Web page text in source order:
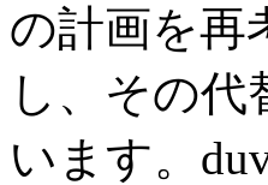
の計画を再
し、その
います。